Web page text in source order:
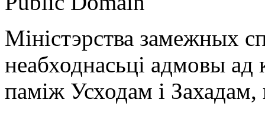
Міністэрства замежных
неабходнасьці адмовы
паміж Усходам і